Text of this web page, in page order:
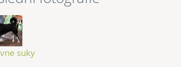
suky